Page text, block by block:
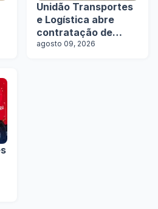
Unidão Transportes
e Logística abre
contratação de
motoristas com e
agosto 09, 2026